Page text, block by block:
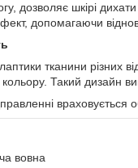
дозволяє шкірі
допомагаючи
тканини різних
Такий дизайн
враховується
вовна